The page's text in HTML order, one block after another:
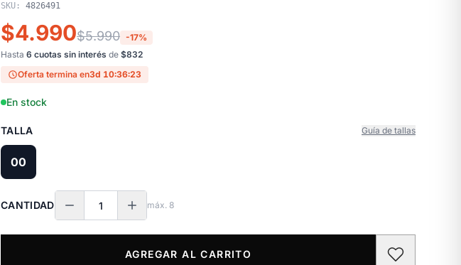
SKU: 4826491
$4.990$5.990 -17%
Hasta 6 cuotas sin interés de $832
Oferta termina en3d 10:36:22
En stock
TALLA Guía de tallas
00
CANTIDAD máx. 8
AGREGAR AL CARRITO